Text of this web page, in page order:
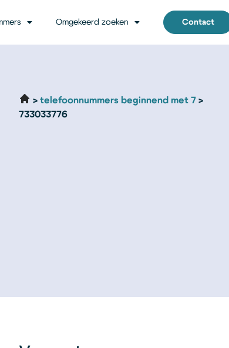
Omgekeerd zoeken Contact
telefoonnummers beginnend met 7
733033776